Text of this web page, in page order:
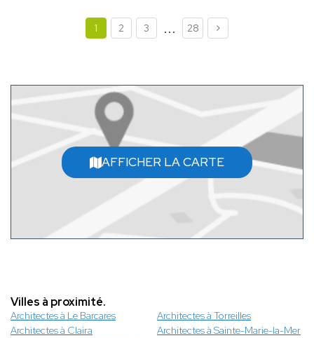
1 2 3 ... 28
AFFICHER LA CARTE
Villes à proximité.
Architectes à Le Barcares
Architectes à Torreilles
Architectes à Claira
Architectes à Sainte-Marie-la-Mer